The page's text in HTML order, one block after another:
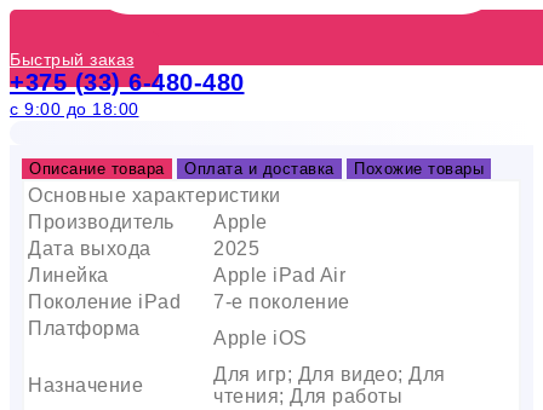
Быстрый заказ
+375 (33) 6-480-480
с 9:00 до 18:00
Описание товара Оплата и доставка Похожие товары
Основные характеристики
Производитель
Apple
Дата выхода
2025
Линейка
Apple iPad Air
Поколение iPad
7-е поколение
Платформа
Apple iOS
Назначение
Для игр; Для видео; Для
чтения; Для работы